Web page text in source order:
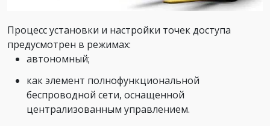
Процесс установки и настройки точек доступа
предусмотрен в режимах:
автономный;
как элемент полнофункциональной
беспроводной сети, оснащенной
централизованным управлением.